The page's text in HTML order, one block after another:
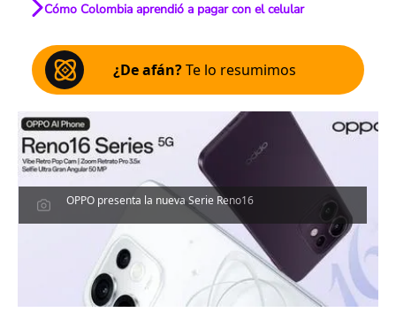
Cómo Colombia aprendió a pagar con el celular
¿De afán?Te lo resumimos
OPPO presenta la nueva Serie Reno16